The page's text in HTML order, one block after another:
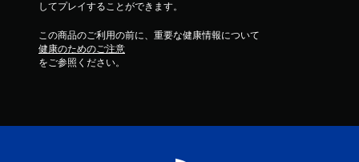
してプレイすることができます。
この商品のご利用の前に、重要な健康情報について
健康のためのご注意
をご参照ください。